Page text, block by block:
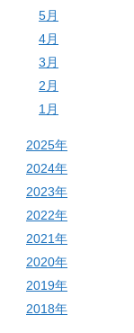
5月
4月
3月
2月
1月
2025年
2024年
2023年
2022年
2021年
2020年
2019年
2018年